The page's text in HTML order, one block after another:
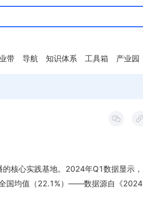
带 导航 知识体系 工具箱 产业园
的核心实践基地。2024年Q1数据显示，
全国均值（22.1%）——数据源自《2024